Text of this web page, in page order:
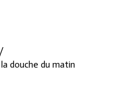
/
douche du matin